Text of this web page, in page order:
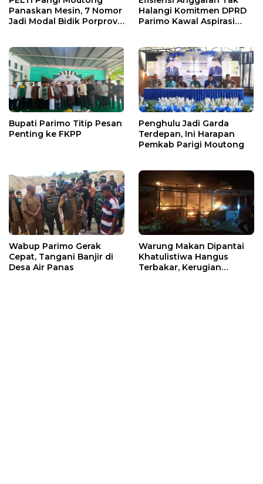
Panaskan Mesin, 7 Nomor
Jadi Modal Bidik Porprov
Halangi Komitmen DPRD
Parimo Kawal Aspirasi
Bupati Parimo Titip Pesan
Penting ke FKPP
Penghulu Jadi Garda
Terdepan, Ini Harapan
Pemkab Parigi Moutong
Wabup Parimo Gerak
Cepat, Tangani Banjir di
Desa Air Panas
Warung Makan Dipantai
Khatulistiwa Hangus
Terbakar, Kerugian